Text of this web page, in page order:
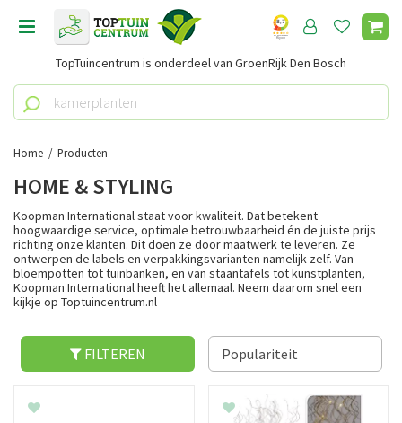
Home Producten
TopTuincentrum is onderdeel van GroenRijk Den Bosch
HOME & STYLING
Koopman International staat voor kwaliteit. Dat betekent
hoogwaardige service, optimale betrouwbaarheid én de juiste prijs
richting onze klanten. Dit doen ze door maatwerk te leveren. Ze
ontwerpen de labels en verpakkingsvarianten namelijk zelf. Van
bloempotten tot tuinbanken, en van staantafels tot kunstplanten,
Koopman International heeft het allemaal. Neem daarom snel een
kijkje op Toptuincentrum.nl
FILTEREN